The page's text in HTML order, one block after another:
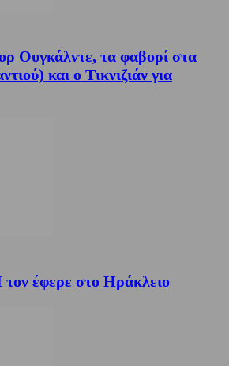
Ουγκάλντε, τα φαβορί στα
και ο Τικνιζιάν για
έφερε στο Ηράκλειο